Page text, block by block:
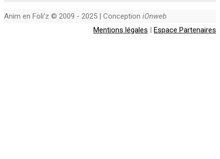
Anim en Foli'z © 2009 - 2025 | Conception iOnweb
Mentions légales | Espace Partenaires